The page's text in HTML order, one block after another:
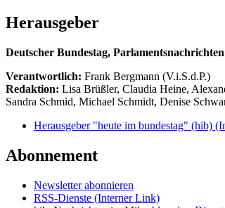
Herausgeber
Deutscher Bundestag, Parlamentsnachrichten
Verantwortlich: Frank Bergmann (V.i.S.d.P.)
Redaktion: Lisa Brüßler, Claudia Heine,
Sandra Schmid, Michael Schmidt, Denise
Herausgeber "heute im bundestag" (hib)
Abonnement
Newsletter abonnieren
RSS-Dienste (Interner Link)